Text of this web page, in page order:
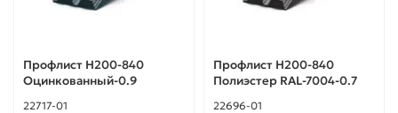
Профлист Н200-840
Оцинкованный-0.9
22717-01
Профлист Н200-840
Полиэстер RAL-7004-0.7
22696-01